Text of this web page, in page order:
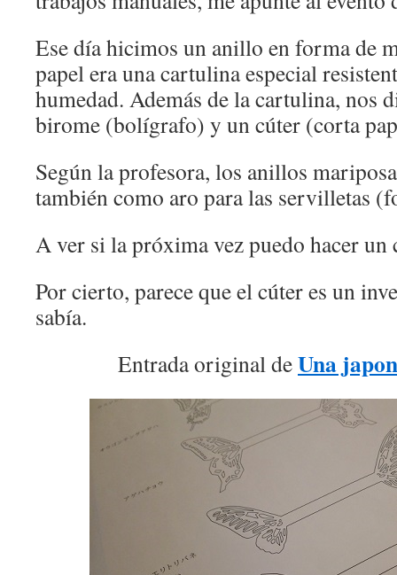
Ese día hicimos un anillo en forma de
papel era una cartulina especial
humedad. Además de la cartulina, nos
birome (bolígrafo) y un cúter (corta
Según la profesora, los anillos
también como aro para las servilletas
A ver si la próxima vez puedo hacer
Por cierto, parece que el cúter es un
sabía.
Entrada original deUna